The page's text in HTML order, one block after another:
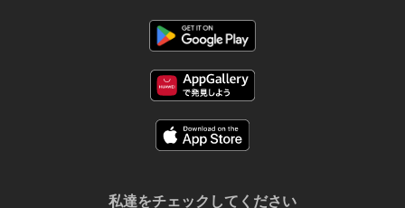
私達をチェックしてください